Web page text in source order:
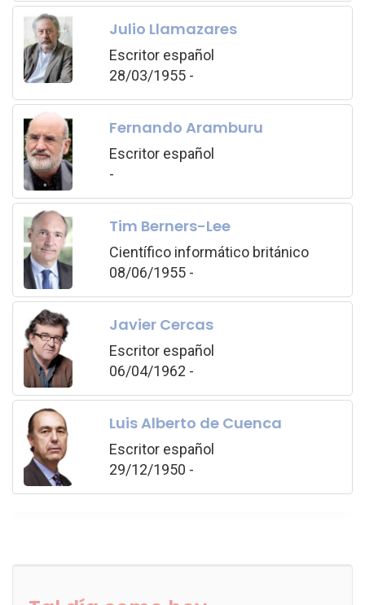
Julio Llamazares
Escritor español
28/03/1955 -
Fernando Aramburu
Escritor español
-
Tim Berners-Lee
Científico informático británico
08/06/1955 -
Javier Cercas
Escritor español
06/04/1962 -
Luis Alberto de Cuenca
Escritor español
29/12/1950 -